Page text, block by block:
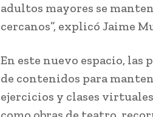
adultos mayores se
cercanos”, explicó Jaime
En este nuevo espacio,
de contenidos para
ejercicios y clases